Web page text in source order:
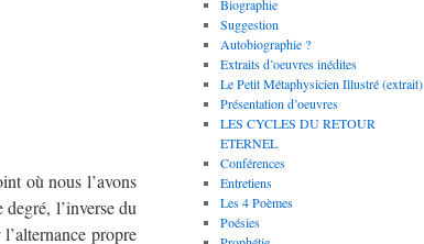
où nous l’avons
l’inverse du
propre
Biographie
Suggestion
Autobiographie ?
Extraits d’oeuvres inédites
Le Petit Métaphysicien Illustré (extrait)
Présentation d’oeuvres
LES CYCLES DU RETOUR
ETERNEL
Conférences
Entretiens
Les 4 Poèmes
Poésies